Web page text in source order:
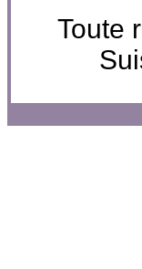
Toute